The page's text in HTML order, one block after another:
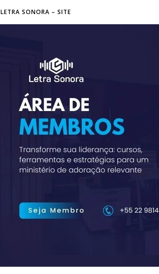
LETRA SONORA – SITE